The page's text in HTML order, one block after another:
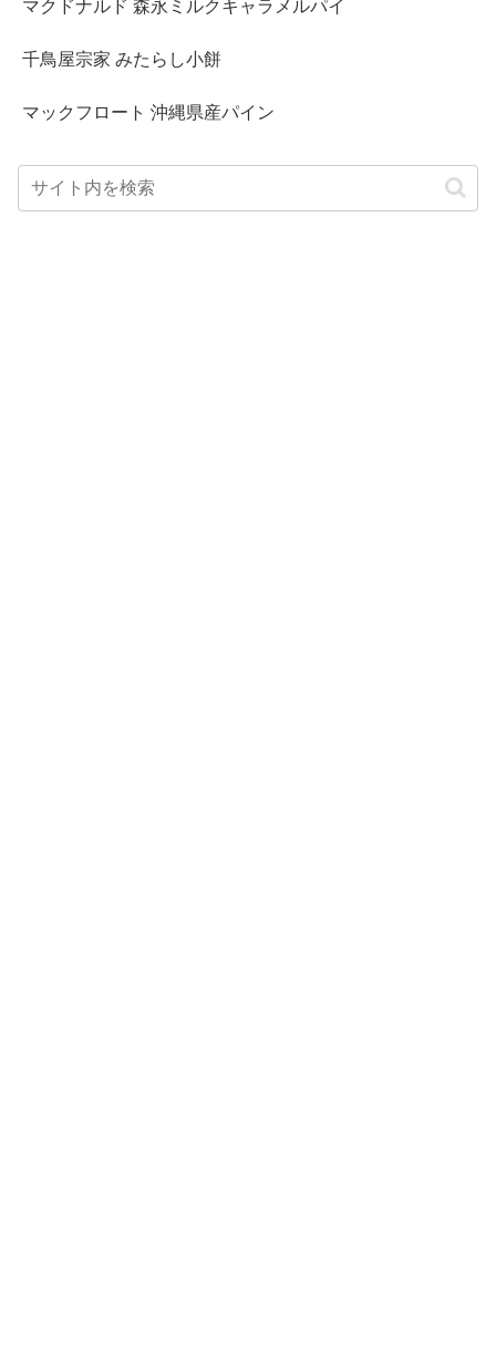
マクドナルド 森永ミルクキャラメルパイ
千鳥屋宗家 みたらし小餅
マックフロート 沖縄県産パイン